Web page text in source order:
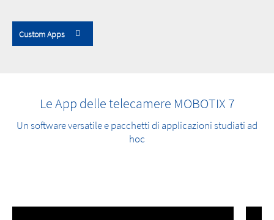
Custom Apps
Le App delle telecamere MOBOTIX 7
Un software versatile e pacchetti di applicazioni studiati ad
hoc